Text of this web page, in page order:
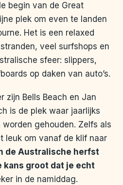
begin van de Great
plek om even te landen
Het is een relaxed
veel surfshops en
sfeer: slippers,
op daken van auto’s.
zijn Bells Beach en Jan
is de plek waar jaarlijks
gehouden. Zelfs als
leuk om vanaf de klif naar
de Australische herfst
kans groot dat je echt
in de namiddag.